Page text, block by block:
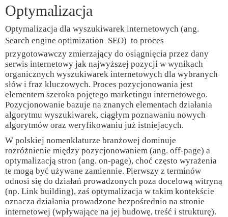
Optymalizacja
Optymalizacja dla wyszukiwarek internetowych (ang.
Search engine optimization  SEO)  to proces
przygotowawczy zmierzający do osiągnięcia przez dany
serwis internetowy jak najwyższej pozycji w wynikach
organicznych wyszukiwarek internetowych dla wybranych
słów i fraz kluczowych. Proces pozycjonowania jest
elementem szeroko pojętego marketingu internetowego.
Pozycjonowanie bazuje na znanych elementach działania
algorytmu wyszukiwarek, ciągłym poznawaniu nowych
algorytmów oraz weryfikowaniu już istniejacych.
W polskiej nomenklaturze branżowej dominuje
rozróżnienie między pozycjonowaniem (ang. off-page) a
optymalizacją stron (ang. on-page), choć często wyrażenia
te mogą być używane zamiennie. Pierwszy z terminów
odnosi się do działań prowadzonych poza docelową witryną
(np. Link building), zaś optymalizacja w takim kontekście
oznacza działania prowadzone bezpośrednio na stronie
internetowej (wpływające na jej budowę, treść i strukturę).